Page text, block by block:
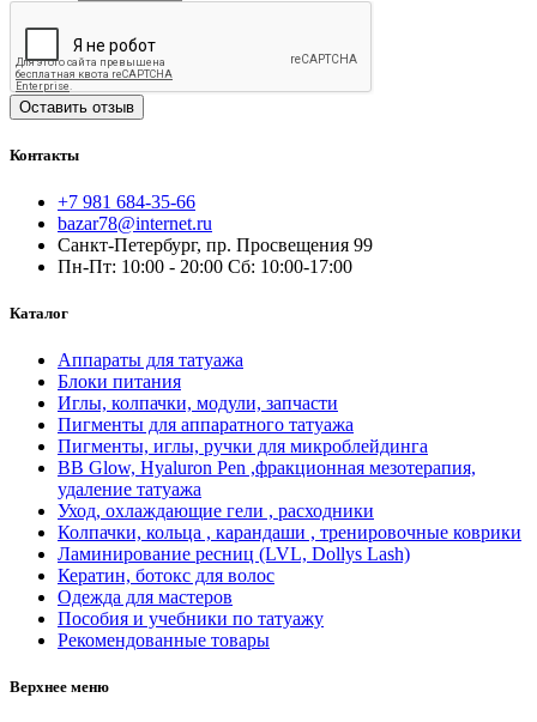
Оставить отзыв
Контакты
+7 981 684-35-66
bazar78@internet.ru
Санкт-Петербург, пр. Просвещения 99
Пн-Пт: 10:00 - 20:00 Сб: 10:00-17:00
Каталог
Аппараты для татуажа
Блоки питания
Иглы, колпачки, модули, запчасти
Пигменты для аппаратного татуажа
Пигменты, иглы, ручки для микроблейдинга
BB Glow, Hyaluron Pen ,фракционная мезотерапия,
удаление татуажа
Уход, охлаждающие гели , расходники
Колпачки, кольца , карандаши , тренировочные коврики
Ламинирование ресниц (LVL, Dollys Lash)
Кератин, ботокс для волос
Одежда для мастеров
Пособия и учебники по татуажу
Рекомендованные товары
Верхнее меню